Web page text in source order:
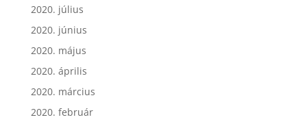
2020. július
2020. június
2020. május
2020. április
2020. március
2020. február